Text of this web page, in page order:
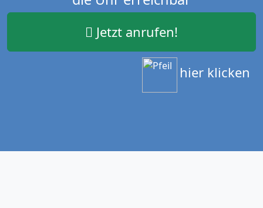
Jetzt anrufen!
hier klicken